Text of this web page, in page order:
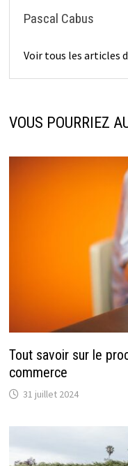
Pascal Cabus
Voir tous les articles
VOUS POURRIEZ
Tout savoir sur le
commerce
31 juillet 2024